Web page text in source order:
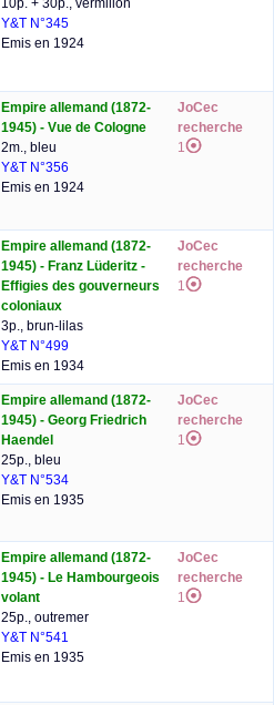
10p. + 30p., vermillon
Y&T N°345
Emis en 1924
Empire allemand (1872-
1945) - Vue de Cologne
2m., bleu
Y&T N°356
Emis en 1924
JoCec
recherche
1
Empire allemand (1872-
1945) - Franz Lüderitz -
Effigies des gouverneurs
coloniaux
3p., brun-lilas
Y&T N°499
Emis en 1934
JoCec
recherche
1
Empire allemand (1872-
1945) - Georg Friedrich
Haendel
25p., bleu
Y&T N°534
Emis en 1935
JoCec
recherche
1
Empire allemand (1872-
1945) - Le Hambourgeois
volant
25p., outremer
Y&T N°541
Emis en 1935
JoCec
recherche
1